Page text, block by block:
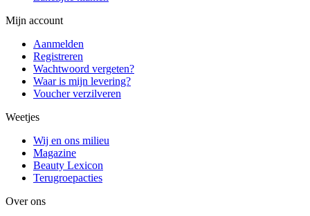
Mijn account
Aanmelden
Registreren
Wachtwoord vergeten?
Waar is mijn levering?
Voucher verzilveren
Weetjes
Wij en ons milieu
Magazine
Beauty Lexicon
Terugroepacties
Over ons